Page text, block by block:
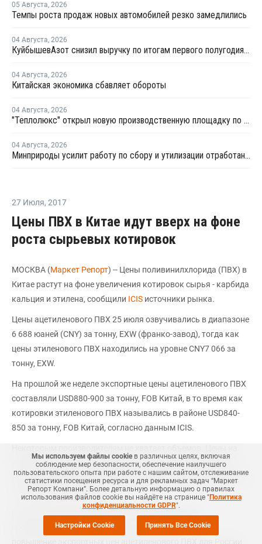
05 Августа, 2026
Темпы роста продаж новых автомобилей резко замедлились
04 Августа, 2026
КуйбышевАзот снизил выручку по итогам первого полугодия 2026 года
04 Августа, 2026
Китайская экономика сбавляет обороты
04 Августа, 2026
"Теплолюкс" открыл новую производственную площадку по выпуску инженерных систем
04 Августа, 2026
Минприроды усилит работу по сбору и утилизации отработанных шин
27 Июля, 2017
Цены ПВХ в Китае идут вверх на фоне
роста сырьевых котировок
МОСКВА (Маркет Репорт) -- Цены поливинилхлорида (ПВХ) в
Китае растут на фоне увеличения котировок сырья - карбида
кальция и этилена, сообщили ICIS источники рынка.
Цены ацетиленового ПВХ 25 июля озвучивались в диапазоне
6 688 юаней (CNY) за тонну, EXW (франко-завод), тогда как
цены этиленового ПВХ находились на уровне CNY7 066 за
тонну, EXW.
На прошлой же неделе экспортные цены ацетиленового ПВХ
составляли USD880-900 за тонну, FOB Китай, в то время как
котировки этиленового ПВХ назывались в районе USD840-
850 за тонну, FOB Китай, согласно данным ICIS.
карбид кальция в настоящее время растут на фоне более
строгих экологических инспекций на заводах в районе Китая
- Внутренняя Монголия.
Ценовому обзору ICIS-MRC
производители неделей ранее пошли на серьезное
Мы используем файлы cookie в различных целях, включая
соблюдение мер безопасности, обеспечение наилучшего
пользовательского опыта при работе с нашим сайтом, отслеживание
статистики посещения ресурса и для рекламных задач “Маркет
Репорт Компани”. Более детальную информацию о правилах
использования файлов cookie вы найдёте на странице "Политика
конфиденциальности GDPR".
Настройки Cookie Принять Все Cookie